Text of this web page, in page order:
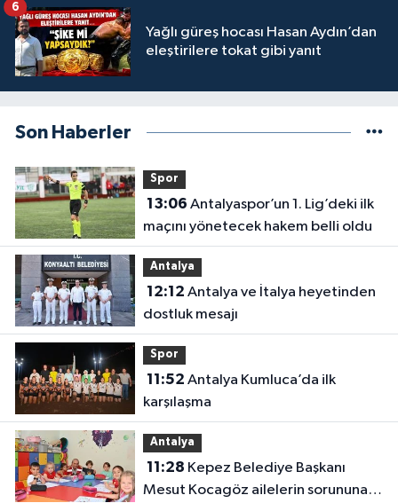
Yağlı güreş hocası Hasan Aydın’dan
eleştirilere tokat gibi yanıt
6
Son Haberler
Spor
13:06
maçını yönetecek hakem belli oldu
Antalya
12:12
dostluk mesajı
Spor
11:52
karşılaşma
Antalya
11:28
Mesut Kocagöz ailelerin sorununa